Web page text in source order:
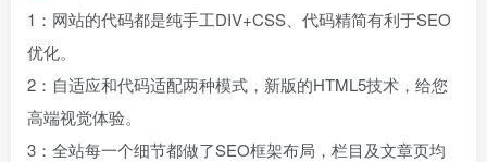
1：网站的代码都是纯手工DIV+CSS、代码精简有利于SEO
优化。
2：自适应和代码适配两种模式，新版的HTML5技术，给您
高端视觉体验。
3：全站每一个细节都做了SEO框架布局，栏目及文章页均